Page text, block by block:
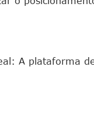
A plataforma